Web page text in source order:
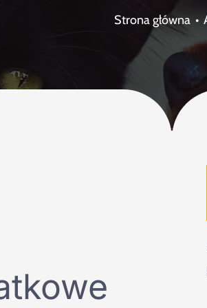
Strona główna